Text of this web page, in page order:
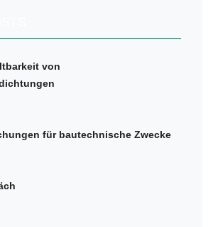
von
für bautechnische Zwecke